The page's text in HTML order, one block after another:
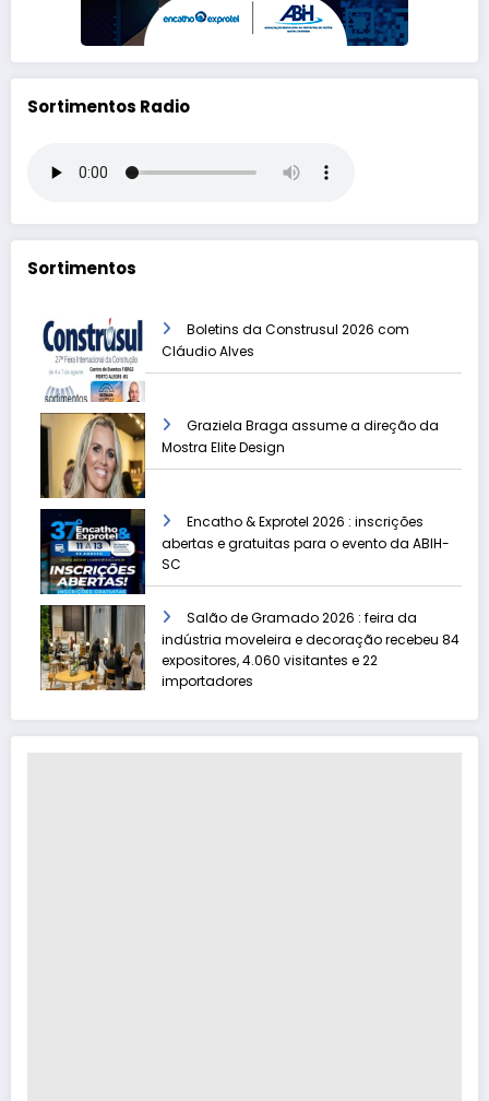
Sortimentos Radio
Sortimentos
Boletins da Construsul 2026 com
Cláudio Alves
Graziela Braga assume a direção da
Mostra Elite Design
Encatho & Exprotel 2026 : inscrições
abertas e gratuitas para o evento da ABIH-
SC
Salão de Gramado 2026 : feira da
indústria moveleira e decoração recebeu 84
expositores, 4.060 visitantes e 22
importadores